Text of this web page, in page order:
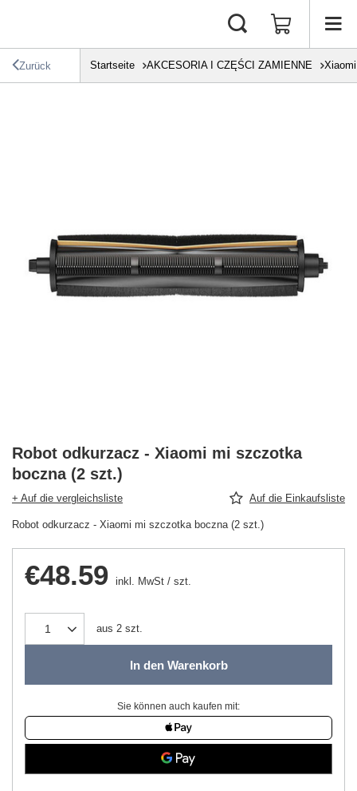
Zurück Startseite AKCESORIA I CZĘŚCI ZAMIENNE Xiaomi
Robot odkurzacz - Xiaomi mi szczotka
boczna (2 szt.)
+ Auf die vergleichsliste Auf die Einkaufsliste
Robot odkurzacz - Xiaomi mi szczotka boczna (2 szt.)
€48.59 inkl. MwSt / szt.
aus 2 szt.
In den Warenkorb
Sie können auch kaufen mit: